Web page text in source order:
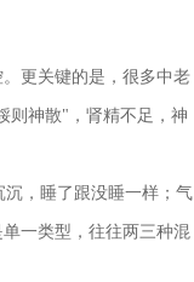
更关键的是，很多中老
则神散"，肾精不足，神
，睡了跟没睡一样；气
一类型，往往两三种混